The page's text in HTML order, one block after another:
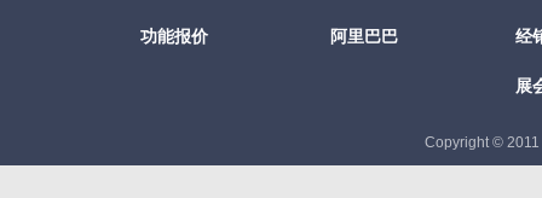
功能报价 阿里巴巴 经
展
Copyright © 2011